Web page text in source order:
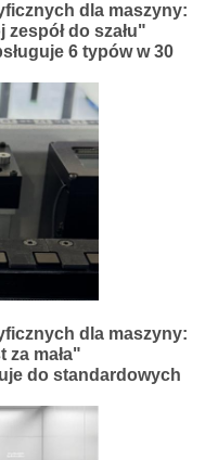
dla maszyny:
do szału"
6 typów w 30
dla maszyny:
za mała"
do standardowych